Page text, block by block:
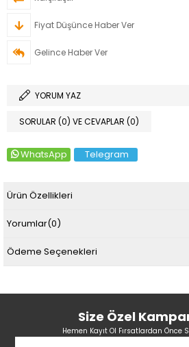
Fiyat Düşünce Haber Ver
Gelince Haber Ver
YORUM YAZ
SORULAR (0) VE CEVAPLAR (0)
WhatsApp Telegram
Ürün Özellikleri
Yorumlar(0)
Ödeme Seçenekleri
Size Özel
Hemen Kayıt Ol Fırsatlardan Önce